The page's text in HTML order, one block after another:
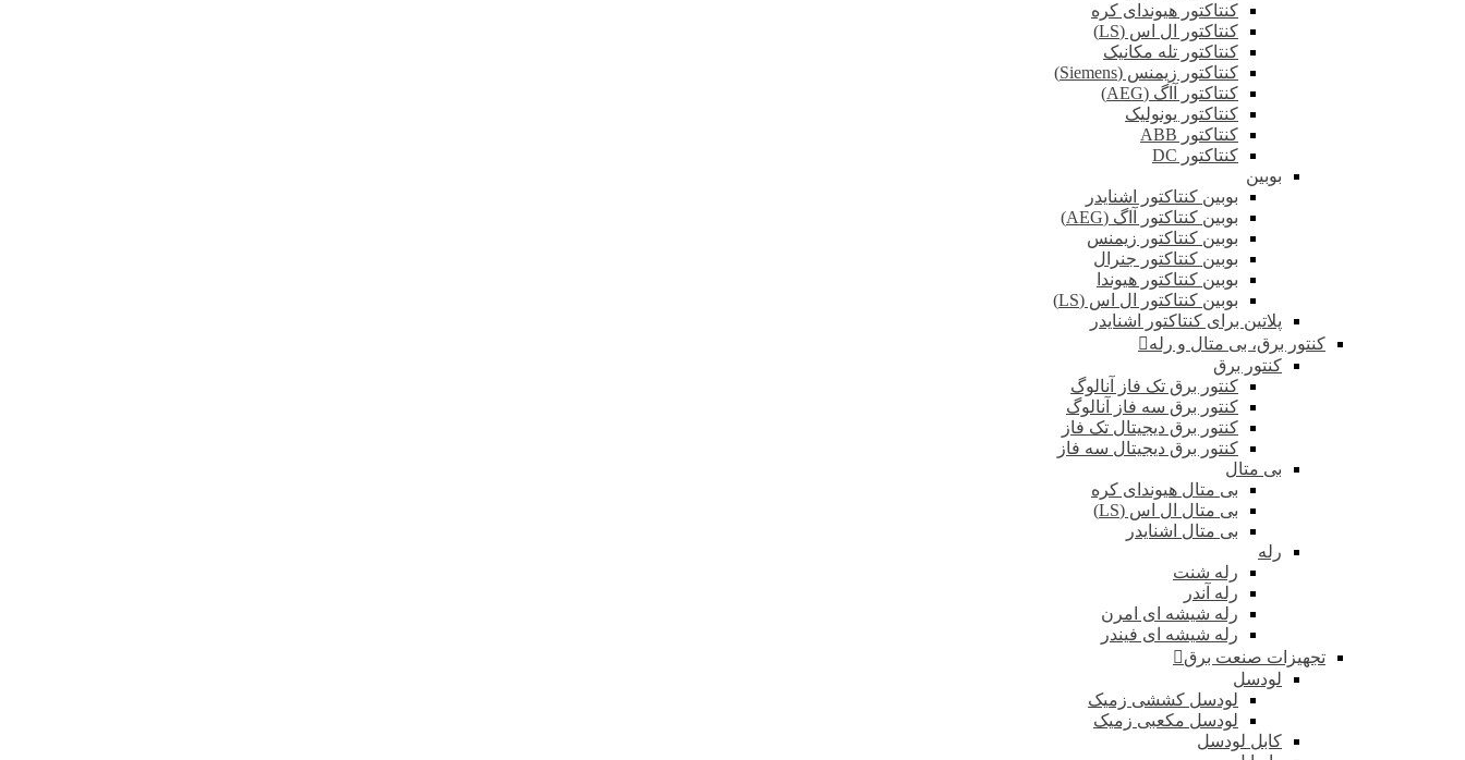
کنتاکتور هیوندای کره
کنتاکتور ال اس (LS)
کنتاکتور تله مکانیک
کنتاکتور زیمنس (Siemens)
کنتاکتور آاگ (AEG)
کنتاکتور یونولیک
کنتاکتور ABB
کنتاکتور DC
بوبین
بوبین کنتاکتور اشنایدر
بوبین کنتاکتور آاگ (AEG)
بوبین کنتاکتور زیمنس
بوبین کنتاکتور جنرال
بوبین کنتاکتور هیوندا
بوبین کنتاکتور ال اس (LS)
پلاتین برای کنتاکتور اشنایدر
کنتور برق، بی متال و رله
کنتور برق
کنتور برق تک فاز آنالوگ
کنتور برق سه فاز آنالوگ
کنتور برق دیجیتال تک فاز
کنتور برق دیجیتال سه فاز
بی متال
بی متال هیوندای کره
بی متال ال اس (LS)
بی متال اشنایدر
رله
رله شنت
رله آندر
رله شیشه ای امرن
رله شیشه ای فیندر
تجهیزات صنعت برق
لودسل
لودسل کششی زمیک
لودسل مکعبی زمیک
کابل لودسل